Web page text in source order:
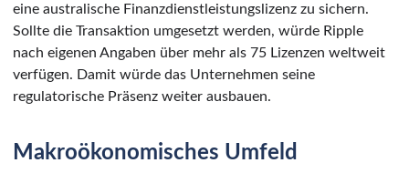
eine australische Finanzdienstleistungslizenz zu sichern.
Sollte die Transaktion umgesetzt werden, würde Ripple
nach eigenen Angaben über mehr als 75 Lizenzen weltweit
verfügen. Damit würde das Unternehmen seine
regulatorische Präsenz weiter ausbauen.
Makroökonomisches Umfeld